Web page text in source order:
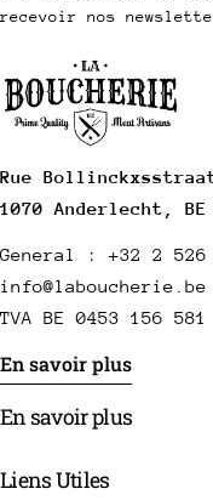
Rue
1070 Anderlecht, BE
General : +32 2 526
info@laboucherie.be
TVA BE 0453 156 581
En savoir plus
En savoir plus
Liens Utiles
recevoir nos